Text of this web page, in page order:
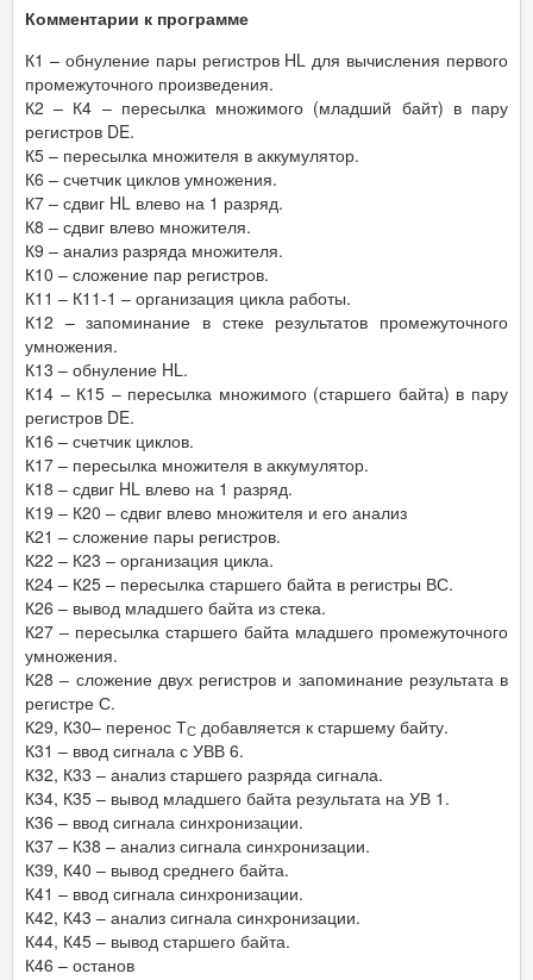
Комментарии к программе
К1 – обнуление пары регистров HL для вычисления первого
промежуточного произведения.
К2 – К4 – пересылка множимого (младший байт) в пару
регистров DE.
К5 – пересылка множителя в аккумулятор.
К6 – счетчик циклов умножения.
К7 – сдвиг HL влево на 1 разряд.
К8 – сдвиг влево множителя.
К9 – анализ разряда множителя.
К10 – сложение пар регистров.
К11 – К11-1 – организация цикла работы.
К12 – запоминание в стеке результатов промежуточного
умножения.
К13 – обнуление HL.
К14 – К15 – пересылка множимого (старшего байта) в пару
регистров DE.
К16 – счетчик циклов.
К17 – пересылка множителя в аккумулятор.
К18 – сдвиг HL влево на 1 разряд.
К19 – К20 – сдвиг влево множителя и его анализ
К21 – сложение пары регистров.
К22 – К23 – организация цикла.
К24 – К25 – пересылка старшего байта в регистры ВС.
К26 – вывод младшего байта из стека.
К27 – пересылка старшего байта младшего промежуточного
умножения.
К28 – сложение двух регистров и запоминание результата в
регистре С.
К29, К30– перенос ТС добавляется к старшему байту.
К31 – ввод сигнала с УВВ 6.
К32, К33 – анализ старшего разряда сигнала.
К34, К35 – вывод младшего байта результата на УВ 1.
К36 – ввод сигнала синхронизации.
К37 – К38 – анализ сигнала синхронизации.
К39, К40 – вывод среднего байта.
К41 – ввод сигнала синхронизации.
К42, К43 – анализ сигнала синхронизации.
К44, К45 – вывод старшего байта.
К46 – останов